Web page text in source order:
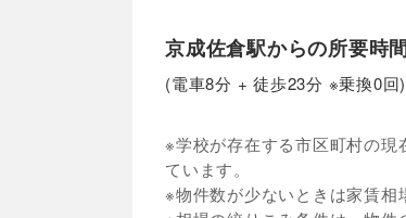
京成佐倉駅からの所要時
(電車8分 + 徒歩23分 ※乗換0回)
※学校が存在する市区町村の現
ています。
※物件数が少ないときは家賃相